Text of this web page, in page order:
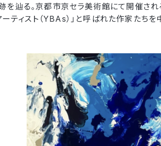
を辿る。京都市京セラ美術館にて開催され
アーティスト（YBAs）」と呼ばれた作家た